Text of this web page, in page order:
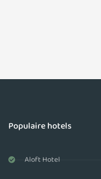
Populaire hotels
Aloft Hotel